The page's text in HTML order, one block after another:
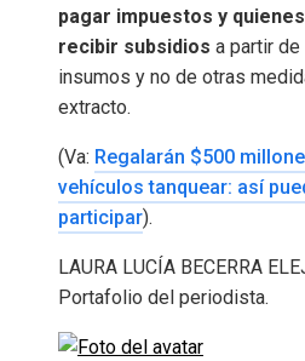
pagar impuestos y
recibir subsidios a partir de
insumos y no de otras
extracto.
(Va: Regalarán $500
vehículos tanquear: así
participar).
LAURA LUCÍA BECERRA
Portafolio del periodista.